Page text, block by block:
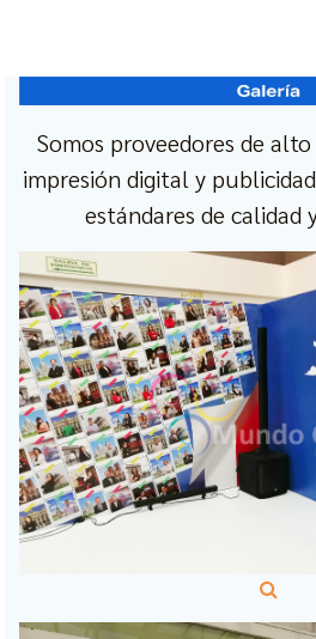
Somos proveedores de
impresión digital y
estándares de calidad